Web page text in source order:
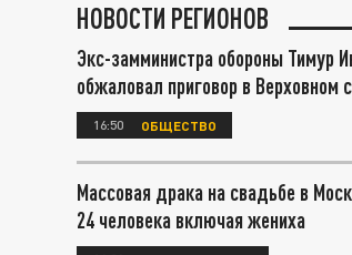
НОВОСТИ РЕГИОНОВ
Экс-замминистра обороны Тимур
обжаловал приговор в Верховном
16:50 ОБЩЕСТВО
Массовая драка на свадьбе в
24 человека включая жениха